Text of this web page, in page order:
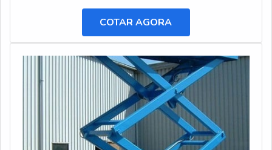
COTAR AGORA